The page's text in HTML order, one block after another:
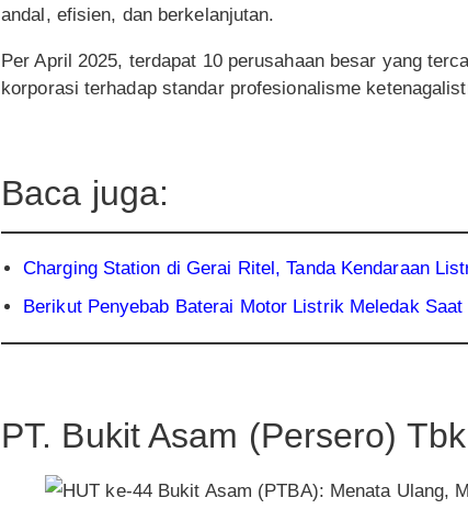
andal, efisien, dan berkelanjutan.
Per April 2025, terdapat 10 perusahaan besar yang
korporasi terhadap standar profesionalisme
Baca juga:
Charging Station di Gerai Ritel, Tanda Kendaraan
Berikut Penyebab Baterai Motor Listrik Meledak Saat
PT. Bukit Asam (Persero) Tbk